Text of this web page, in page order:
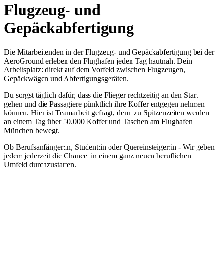
Flugzeug- und
Gepäckabfertigung
Die Mitarbeitenden in der Flugzeug- und Gepäckabfertigung bei der
AeroGround erleben den Flughafen jeden Tag hautnah. Dein
Arbeitsplatz: direkt auf dem Vorfeld zwischen Flugzeugen,
Gepäckwägen und Abfertigungsgeräten.
Du sorgst täglich dafür, dass die Flieger rechtzeitig an den Start
gehen und die Passagiere pünktlich ihre Koffer entgegen nehmen
können. Hier ist Teamarbeit gefragt, denn zu Spitzenzeiten werden
an einem Tag über 50.000 Koffer und Taschen am Flughafen
München bewegt.
Ob Berufsanfänger:in, Student:in oder Quereinsteiger:in - Wir geben
jedem jederzeit die Chance, in einem ganz neuen beruflichen
Umfeld durchzustarten.